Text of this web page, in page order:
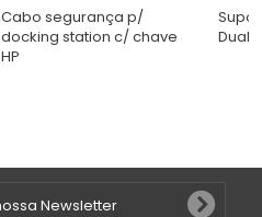
Cabo segurança p/
docking station c/ chave
HP
Dual